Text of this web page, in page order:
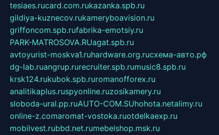
tesiaes.rucard.com.rukazanka.spb.ru
gildiya-kuznecov.rukameryboavision.ru
griffoncom.spb.rufabrika-emotsiy.ru
PARK-MATROSOVA.RUagat.spb.ru
avtoyurist-moskva1.ruhardware.org.ruсхема-авто.рф
dg-lab.ruangrup.rurecruiter.spb.rumusic8.spb.ru
krsk124.rukubok.spb.ruromanofforex.ru
analitikaplus.ruspyonline.ruzosikamery.ru
sloboda-ural.pp.ruAUTO-COM.SUhohota.netalimy.ru
online-z.comaromat-vostoka.ruotdelkaexp.ru
mobilvest.rubbd.net.rumebelshop.msk.ru